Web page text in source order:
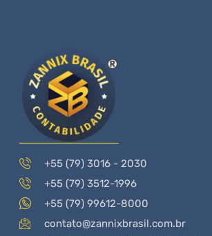
+55 (79) 3016 - 2030
+55 (79) 3512-1996
+55 (79) 99612-8000
contato@zannixbrasil.com.br